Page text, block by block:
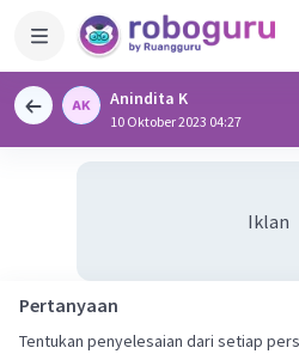
Anindita K
10 Oktober 2023 04:27
Iklan
Pertanyaan
Tentukan penyelesaian dari setiap